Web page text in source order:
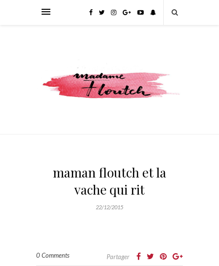
maman floutch et la
vache qui rit
22/12/2015
0 Comments Partager